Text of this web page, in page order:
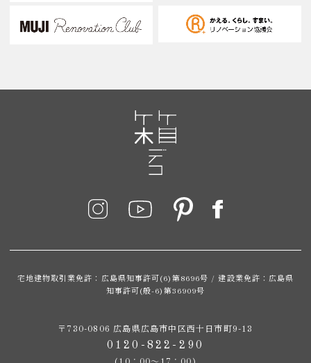
宅地建物取引業免許：広島県知事許可(6)第8696号 / 建設業免許：広島県
知事許可(般-6)第36909号
〒730-0806 広島県広島市中区西十日市町9-13
0120-822-290